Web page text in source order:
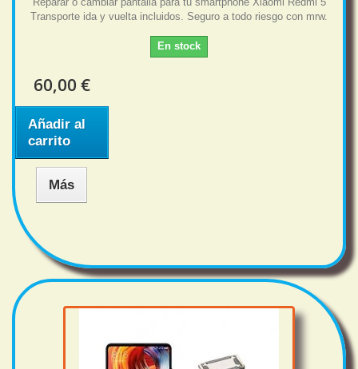
Transporte ida y vuelta incluidos. Seguro a todo riesgo con mrw.
En stock
60,00 €
Añadir al
carrito
Más